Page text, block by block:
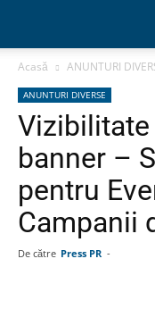
Acasă ANUNTURI
ANUNTURI DIVERSE
banner –
pentru
Campanii
De către Press PR -